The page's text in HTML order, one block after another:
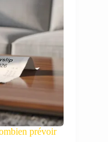
prévoir